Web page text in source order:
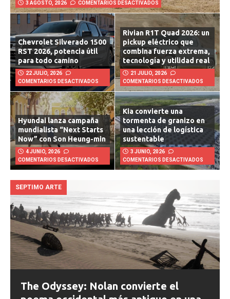
3 AGOSTO, 2026 COMENTARIOS DESACTIVADOS
Chevrolet Silverado 1500
RST 2026, potencia útil
para todo camino
22 JULIO, 2026
COMENTARIOS DESACTIVADOS
Rivian R1T Quad 2026: un
pickup eléctrico que
combina fuerza extrema,
tecnología y utilidad real
21 JULIO, 2026
COMENTARIOS DESACTIVADOS
Hyundai lanza campaña
mundialista “Next Starts
Now” con Son Heung-min
4 JUNIO, 2026
COMENTARIOS DESACTIVADOS
Kia convierte una
tormenta de granizo en
una lección de logística
sustentable
3 JUNIO, 2026
COMENTARIOS DESACTIVADOS
SEPTIMO ARTE
The Odyssey: Nolan convierte el